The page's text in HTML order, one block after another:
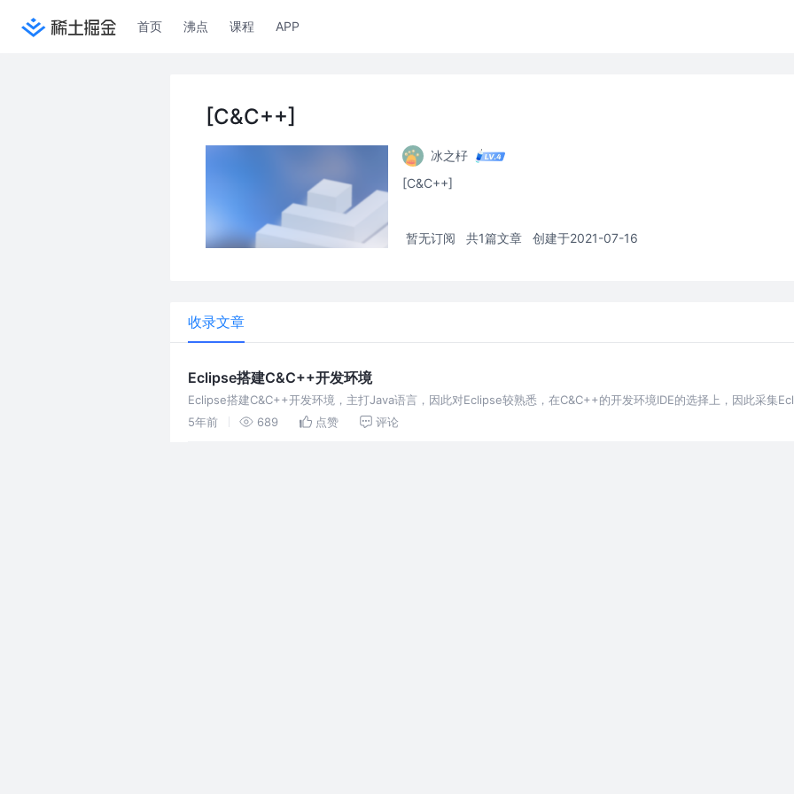
首页 沸点 课程 APP
[C&C++]
冰之杍
[C&C++]
暂无订阅 共1篇文章 创建于2021-07-16
收录文章
Eclipse搭建C&C++开发环境
Eclipse搭建C&C++开发环境，主打Java语言，因此对Eclipse较熟悉，在C&C++的开发环境IDE的选择上，因此采集
5年前
689 点赞 评论